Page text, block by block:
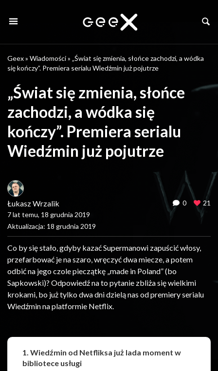
Geex» Wiadomości» „Świat się zmienia, słońce zachodzi, a wódka
się kończy”. Premiera serialu Wiedźmin już pojutrze
„Świat się zmienia, słońce
zachodzi, a wódka się
kończy”. Premiera serialu
Wiedźmin już pojutrze
Łukasz Wrzalik
7 lat temu, 18 grudnia 2019
Aktualizacja: 18 grudnia 2019
0 21
Co by się stało, gdyby kazać Supermanowi zapuścić włosy,
przefarbować je na szaro, wręczyć dwa miecze, a potem
odbić na jego czole pieczątkę „made in Poland” (bo
Sapkowski)? Odpowiedź na to pytanie zbliża się wielkimi
krokami, bo już tylko dwa dni dzielą nas od premiery serialu
Wiedźmin na platformie Netflix.
Udostępnij
1. Wiedźmin od Netfliksa już lada moment w
bibliotece usługi